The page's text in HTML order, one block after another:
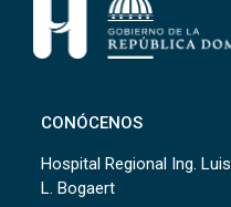
CONÓCENOS
Hospital Regional Ing. Luis
L. Bogaert